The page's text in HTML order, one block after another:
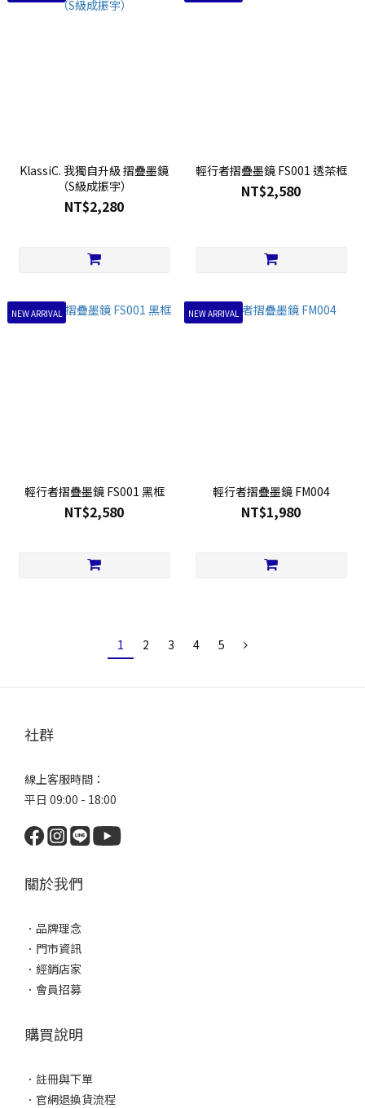
KlassiC. 我獨自升級 摺疊墨鏡
（S級成振宇）
NT$2,280
輕行者摺疊墨鏡 FS001 透茶框
NT$2,580
NEW ARRIVAL
輕行者摺疊墨鏡 FS001 黑框
NT$2,580
NEW ARRIVAL
輕行者摺疊墨鏡 FM004
NT$1,980
1 2 3 4 5
社群
線上客服時間：
平日 09:00 - 18:00
關於我們
． 品牌理念
． 門市資訊
． 經銷店家
． 會員招募
購買說明
． 註冊與下單
． 官網退換貨流程